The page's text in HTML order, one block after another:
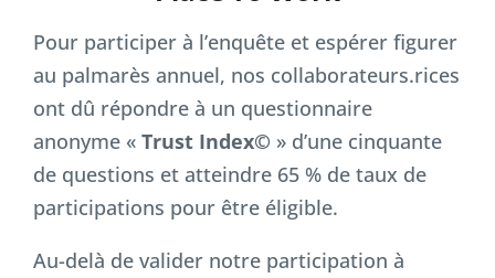
Pour participer à l’enquête et espérer figurer
au palmarès annuel, nos collaborateurs.rices
ont dû répondre à un questionnaire
anonyme « Trust Index© » d’une cinquante
de questions et atteindre 65 % de taux de
participations pour être éligible.
Au-delà de valider notre participation à